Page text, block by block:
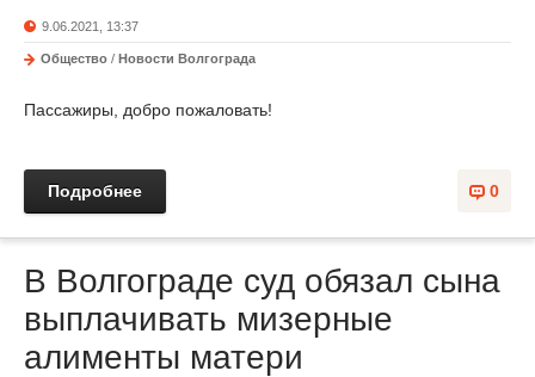
9.06.2021, 13:37
Общество / Новости Волгограда
Пассажиры, добро пожаловать!
0
Подробнее
В Волгограде суд обязал сына
выплачивать мизерные
алименты матери